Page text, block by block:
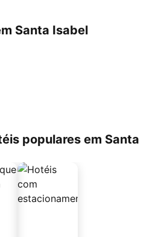
Santa Isabel
populares em Santa